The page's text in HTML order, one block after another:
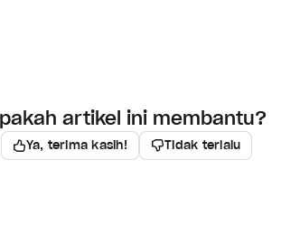
artikel ini membantu?
Ya, terima kasih! Tidak terlalu